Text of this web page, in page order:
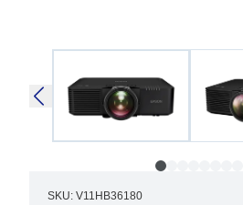
SKU: V11HB36180